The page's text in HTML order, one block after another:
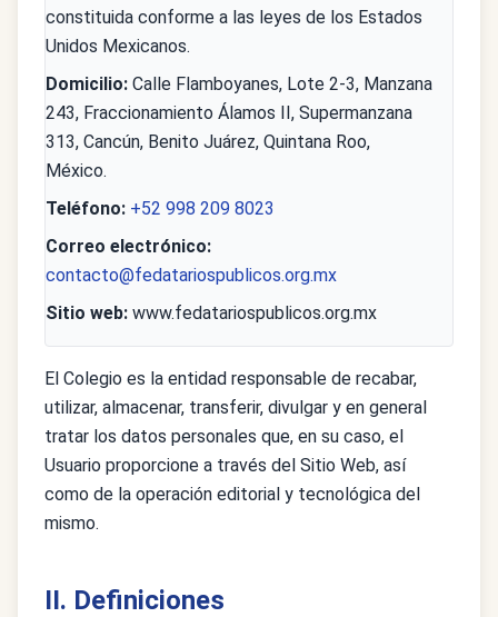
constituida conforme a las leyes de los Estados
Unidos Mexicanos.
Domicilio: Calle Flamboyanes, Lote 2-3, Manzana
243, Fraccionamiento Álamos II, Supermanzana
313, Cancún, Benito Juárez, Quintana Roo,
México.
Teléfono: +52 998 209 8023
Correo electrónico:
contacto@fedatariospublicos.org.mx
Sitio web: www.fedatariospublicos.org.mx
El Colegio es la entidad responsable de recabar,
utilizar, almacenar, transferir, divulgar y en general
tratar los datos personales que, en su caso, el
Usuario proporcione a través del Sitio Web, así
como de la operación editorial y tecnológica del
mismo.
II. Definiciones